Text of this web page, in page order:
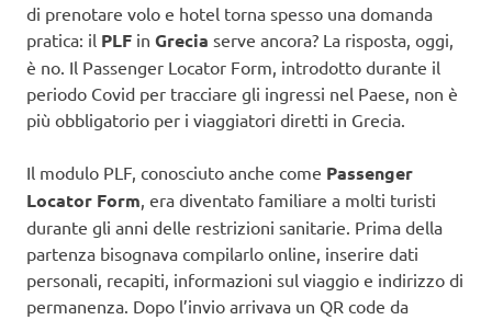
di prenotare volo e hotel torna spesso una domanda
pratica: il PLF in Grecia serve ancora? La risposta, oggi,
è no. Il Passenger Locator Form, introdotto durante il
periodo Covid per tracciare gli ingressi nel Paese, non è
più obbligatorio per i viaggiatori diretti in Grecia.
Il modulo PLF, conosciuto anche come Passenger
Locator Form, era diventato familiare a molti turisti
durante gli anni delle restrizioni sanitarie. Prima della
partenza bisognava compilarlo online, inserire dati
personali, recapiti, informazioni sul viaggio e indirizzo di
permanenza. Dopo l’invio arrivava un QR code da